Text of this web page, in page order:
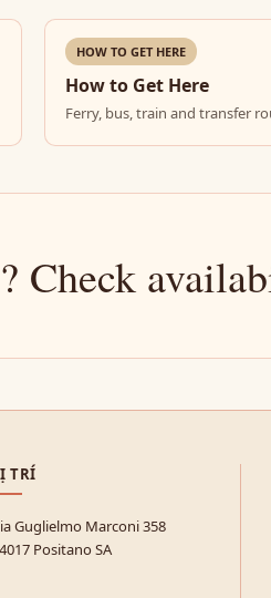
HOW TO GET HERE
How to Get Here
Ferry, bus, train and transfer
Check
TRÍ
Guglielmo Marconi 358
Positano SA